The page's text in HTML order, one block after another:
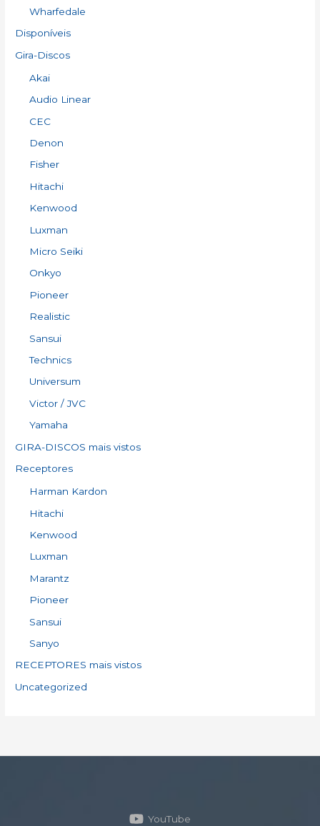
Wharfedale
Disponíveis
Gira-Discos
Akai
Audio Linear
CEC
Denon
Fisher
Hitachi
Kenwood
Luxman
Micro Seiki
Onkyo
Pioneer
Realistic
Sansui
Technics
Universum
Victor / JVC
Yamaha
GIRA-DISCOS mais vistos
Receptores
Harman Kardon
Hitachi
Kenwood
Luxman
Marantz
Pioneer
Sansui
Sanyo
RECEPTORES mais vistos
Uncategorized
YouTube